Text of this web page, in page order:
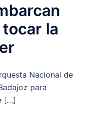
la
Nacional de
para
[…]